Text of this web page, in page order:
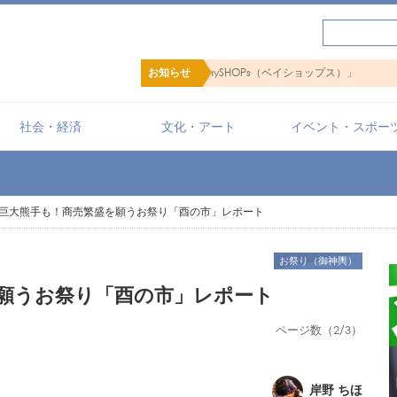
お知らせ
【PR】横浜の暮らしを便利にするシ
社会・経済 文化・アート イベント・スポー
大熊手も！商売繁盛を願うお祭り「酉の市」レポート
うお祭り「酉の市」レポート
ページ数（2/3）
お祭り（御神輿）
岸野 ちほ